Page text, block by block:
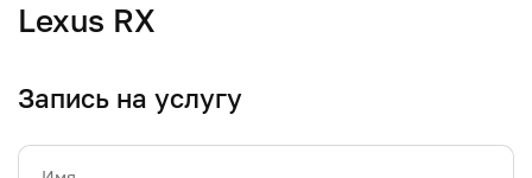
Lexus RX
Запись на услугу